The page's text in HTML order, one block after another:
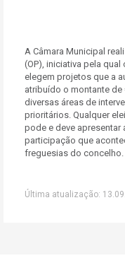
A Câmara Municipal
(OP), iniciativa pela
elegem projetos que a
atribuído o montante de
diversas áreas de
prioritários. Qualquer
pode e deve
participação que
freguesias do concelho.
Última atualização: